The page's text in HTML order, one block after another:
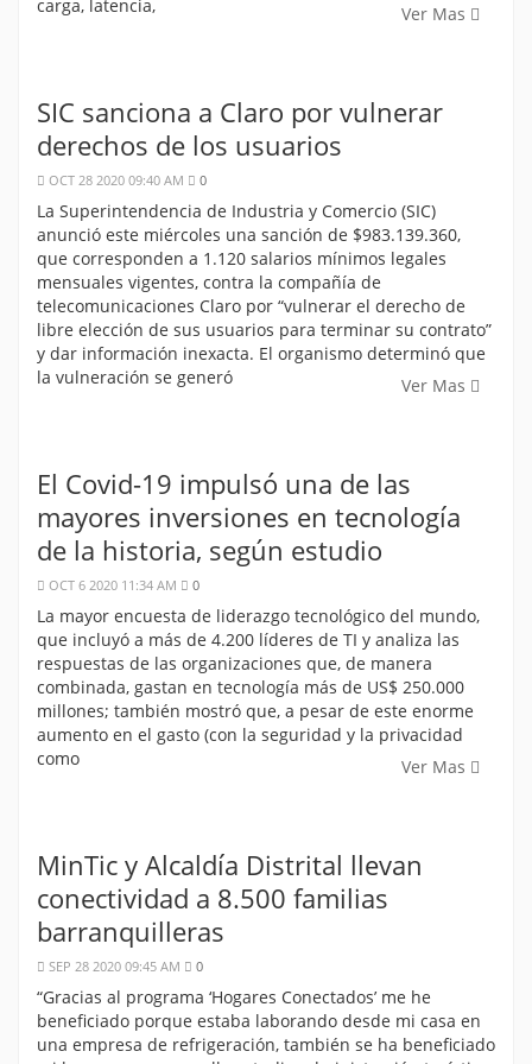
carga, latencia, Ver Mas
SIC sanciona a Claro por vulnerar
derechos de los usuarios
OCT 28 2020 09:40 AM 0
La Superintendencia de Industria y Comercio (SIC)
anunció este miércoles una sanción de $983.139.360,
que corresponden a 1.120 salarios mínimos legales
mensuales vigentes, contra la compañía de
telecomunicaciones Claro por “vulnerar el derecho de
libre elección de sus usuarios para terminar su contrato”
y dar información inexacta. El organismo determinó que
la vulneración se generó
Ver Mas
El Covid-19 impulsó una de las
mayores inversiones en tecnología
de la historia, según estudio
OCT 6 2020 11:34 AM 0
La mayor encuesta de liderazgo tecnológico del mundo,
que incluyó a más de 4.200 líderes de TI y analiza las
respuestas de las organizaciones que, de manera
combinada, gastan en tecnología más de US$ 250.000
millones; también mostró que, a pesar de este enorme
aumento en el gasto (con la seguridad y la privacidad
como
Ver Mas
MinTic y Alcaldía Distrital llevan
conectividad a 8.500 familias
barranquilleras
SEP 28 2020 09:45 AM 0
“Gracias al programa ‘Hogares Conectados’ me he
beneficiado porque estaba laborando desde mi casa en
una empresa de refrigeración, también se ha beneficiado